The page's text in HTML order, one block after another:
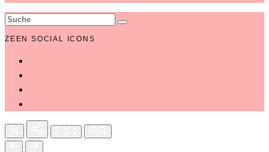
ZEEN SOCIAL ICONS